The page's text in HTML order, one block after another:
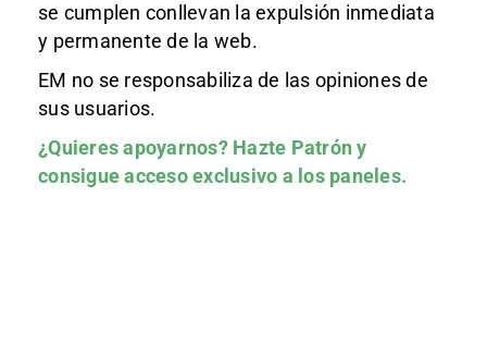
se cumplen conllevan la expulsión inmediata
y permanente de la web.
EM no se responsabiliza de las opiniones de
sus usuarios.
¿Quieres apoyarnos? Hazte Patróny
consigue acceso exclusivo a los paneles.